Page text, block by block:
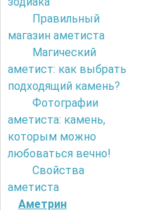
Правильный
магазин аметиста
Магический
аметист: как выбрать
подходящий камень?
Фотографии
аметиста: камень,
которым можно
любоваться вечно!
Свойства
аметиста
Аметрин